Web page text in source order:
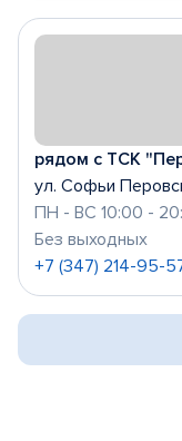
рядом с ТСК
ул. Софьи
ПН - ВС 10:00 -
Без выходных
+7 (347) 214-95-